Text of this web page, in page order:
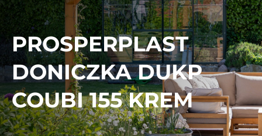
PROSPERPLAST
DONICZKA DUKP
COUBI 155 KREM